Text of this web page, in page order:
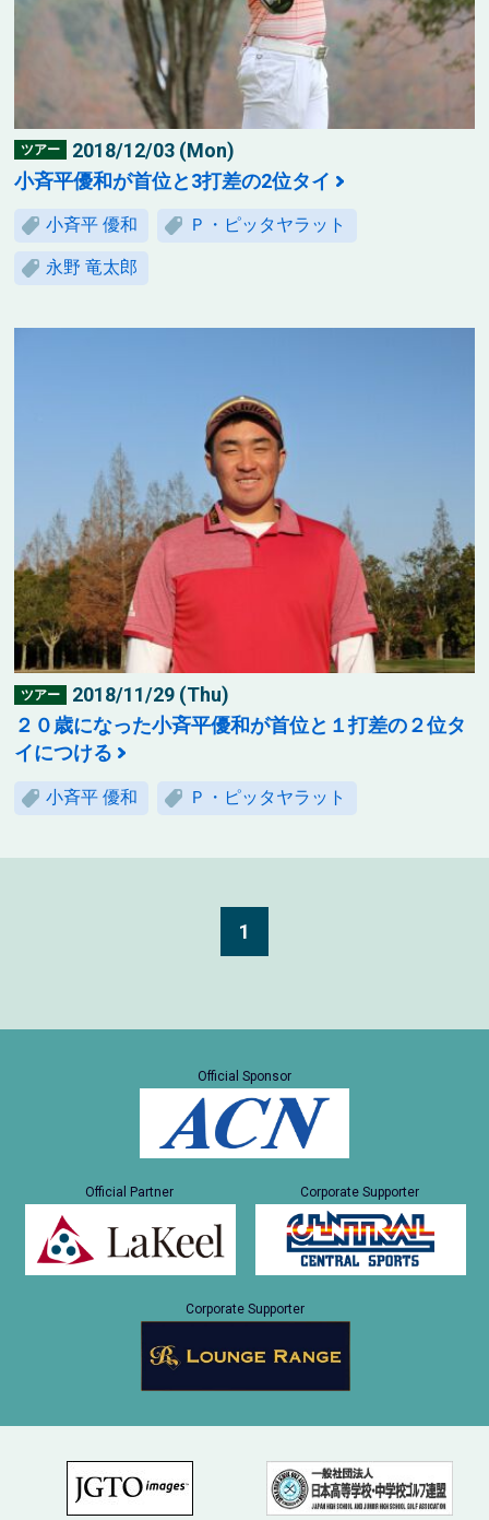
ツアー
2018/12/03 (Mon)
小斉平優和が首位と3打差の2位タイ
小斉平 優和 Ｐ・ピッタヤラット
永野 竜太郎
ツアー
2018/11/29 (Thu)
２０歳になった小斉平優和が首位と１打差の２位タ
イにつける
小斉平 優和 Ｐ・ピッタヤラット
1
Official Sponsor
Official Partner Corporate Supporter
Corporate Supporter